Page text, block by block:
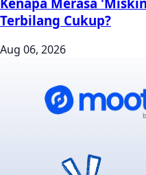
Terbilang Cukup?
Aug 06, 2026